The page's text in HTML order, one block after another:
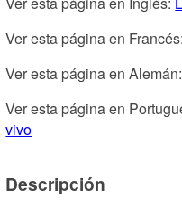
Ver esta página en Francés:
Ver esta página en Alemán:
Ver esta página en
vivo
Descripción